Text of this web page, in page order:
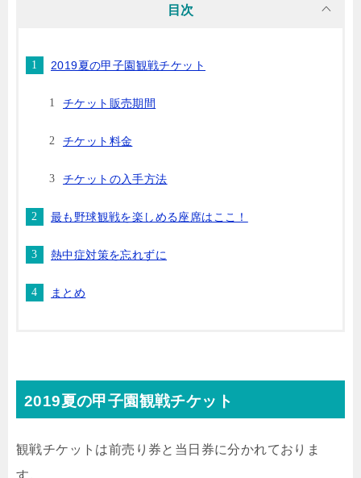
目次
2019夏の甲子園観戦チケット
チケット販売期間
チケット料金
チケットの入手方法
最も野球観戦を楽しめる座席はここ！
熱中症対策を忘れずに
まとめ
2019夏の甲子園観戦チケット
観戦チケットは前売り券と当日券に分かれておりま